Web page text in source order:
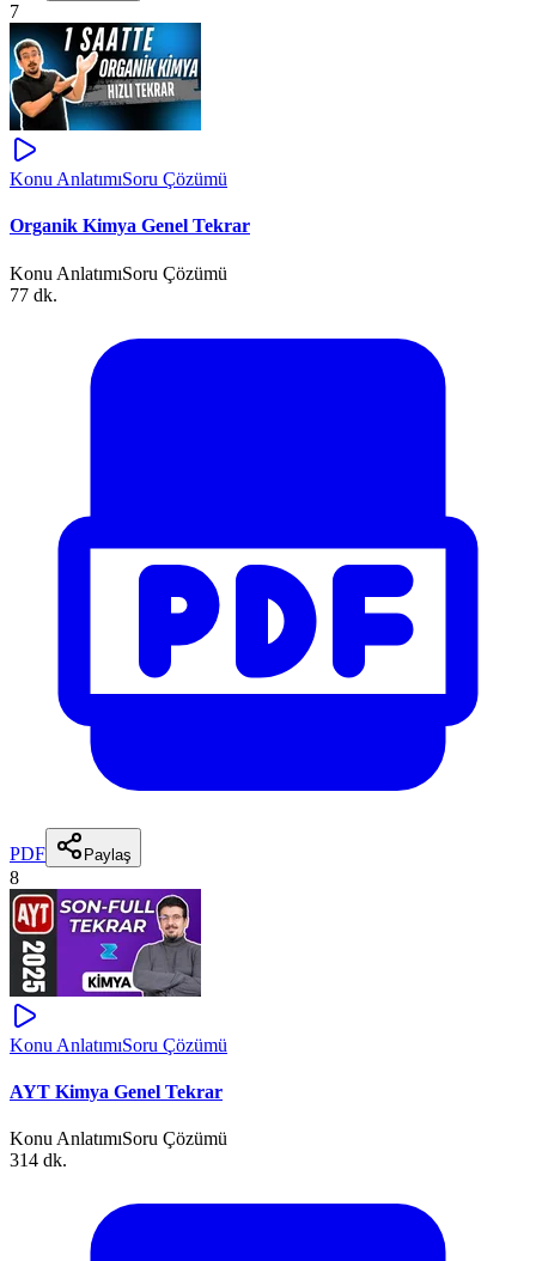
7
Konu AnlatımıSoru Çözümü
Organik Kimya Genel Tekrar
Konu AnlatımıSoru Çözümü
77 dk.
PDF Paylaş
8
Konu AnlatımıSoru Çözümü
AYT Kimya Genel Tekrar
Konu AnlatımıSoru Çözümü
314 dk.